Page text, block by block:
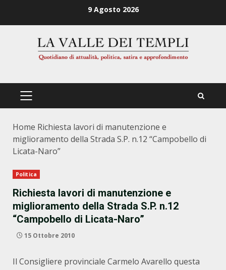
9 Agosto 2026
PRIMÄRES
Home Richiesta lavori di manutenzione e
miglioramento della Strada S.P. n.12 “Campobello di
Licata-Naro”
Politica
Richiesta lavori di manutenzione e
miglioramento della Strada S.P. n.12
“Campobello di Licata-Naro”
15 Ottobre 2010
Il Consigliere provinciale Carmelo Avarello questa